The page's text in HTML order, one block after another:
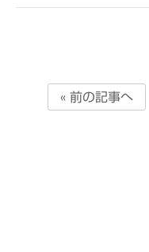
« 前の記事へ